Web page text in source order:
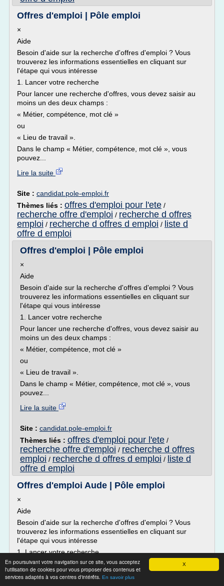
X
En poursuivant votre navigation sur ce site, vous acceptez
l'utilisation de cookies pour vous proposer des contenus et
services adaptés à vos centres d'intérêts. En savoir plus
Offres d'emploi | Pôle emploi
×
Aide
Besoin d'aide sur la recherche d'offres d'emploi ? Vous
trouverez les informations essentielles en cliquant sur
l'étape qui vous intéresse
1. Lancer votre recherche
Pour lancer une recherche d'offres, vous devez saisir au
moins un des deux champs :
« Métier, compétence, mot clé »
ou
« Lieu de travail ».
Dans le champ « Métier, compétence, mot clé », vous
pouvez...
Lire la suite
Site : candidat.pole-emploi.fr
Thèmes liés : offres d'emploi pour l'ete /
recherche offre d'emploi / recherche d offres
emploi / recherche d offres d emploi / liste d
offre d emploi
Offres d'emploi | Pôle emploi
×
Aide
Besoin d'aide sur la recherche d'offres d'emploi ? Vous
trouverez les informations essentielles en cliquant sur
l'étape qui vous intéresse
1. Lancer votre recherche
Pour lancer une recherche d'offres, vous devez saisir au
moins un des deux champs :
« Métier, compétence, mot clé »
ou
« Lieu de travail ».
Dans le champ « Métier, compétence, mot clé », vous
pouvez...
Lire la suite
Site : candidat.pole-emploi.fr
Thèmes liés : offres d'emploi pour l'ete /
recherche offre d'emploi / recherche d offres
emploi / recherche d offres d emploi / liste d
offre d emploi
Offres d'emploi Aude | Pôle emploi
×
Aide
Besoin d'aide sur la recherche d'offres d'emploi ? Vous
trouverez les informations essentielles en cliquant sur
l'étape qui vous intéresse
1. Lancer votre recherche
Pour lancer une recherche d'offres, vous devez saisir au
moins un des deux champs :